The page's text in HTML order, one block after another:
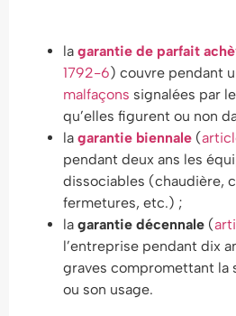
la garantie de parfait
1792-6) couvre pendant
malfaçons signalées par
qu’elles figurent ou non
la garantie biennale (
pendant deux ans les
dissociables (chaudière,
fermetures, etc.) ;
la garantie décennale (
l’entreprise pendant dix
graves compromettant la
ou son usage.